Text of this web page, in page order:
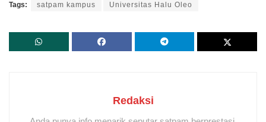
Tags: satpam kampus Universitas Halu Oleo
Redaksi